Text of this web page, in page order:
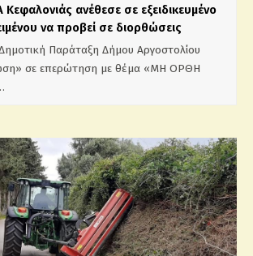
ανέθεσε σε εξειδικευμένο
να προβεί σε διορθώσεις
Παράταξη Δήμου Αργοστολίου
σε επερώτηση με θέμα «ΜΗ ΟΡΘΗ